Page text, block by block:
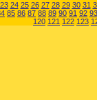
23 24 25 26 27 28 29 30 31
85 86 87 88 89 90 91 92 93
120 121 122 123